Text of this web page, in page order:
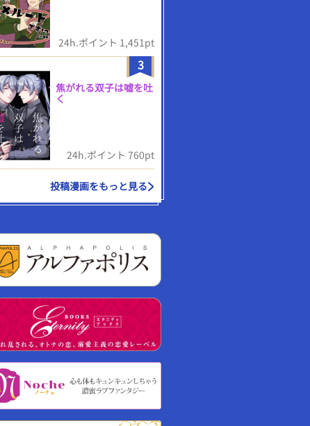
24h.ポイント 1,451pt
3
焦がれる双子は嘘を吐
く
24h.ポイント 760pt
投稿漫画をもっと見る